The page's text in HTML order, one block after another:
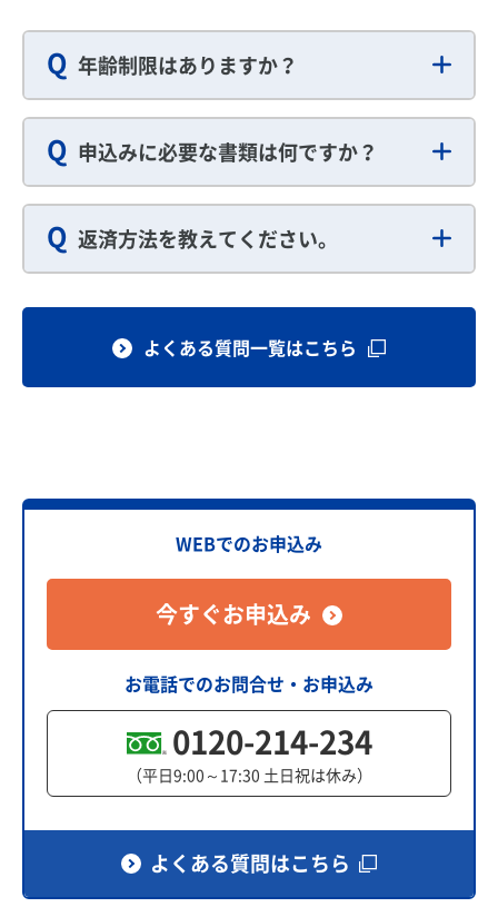
Q 年齢制限はありますか？
Q 申込みに必要な書類は何ですか？
Q 返済方法を教えてください。
よくある質問一覧はこちら
WEBでのお申込み
今すぐお申込み
お電話でのお問合せ・お申込み
0120-214-234
（平日9:00～17:30 土日祝は休み）
よくある質問はこちら